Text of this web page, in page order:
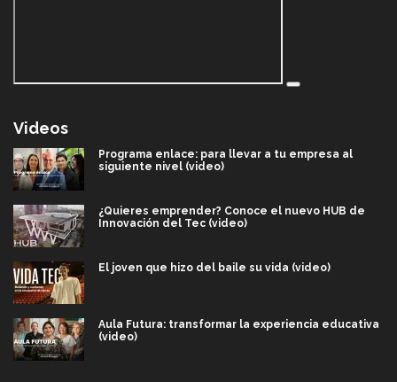
Videos
Programa enlace: para llevar a tu empresa al
siguiente nivel (video)
¿Quieres emprender? Conoce el nuevo HUB de
Innovación del Tec (video)
El joven que hizo del baile su vida (video)
Aula Futura: transformar la experiencia educativa
(video)